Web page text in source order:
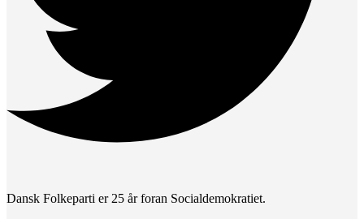
Dansk Folkeparti er 25 år foran Socialdemokratiet.